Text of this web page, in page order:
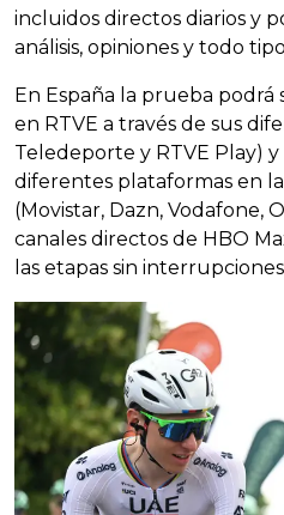
incluidos directos diarios y
análisis, opiniones y todo
En España la prueba podrá
en RTVE a través de sus
Teledeporte y RTVE Play)
diferentes plataformas en
(Movistar, Dazn, Vodafone,
canales directos de HBO
las etapas sin